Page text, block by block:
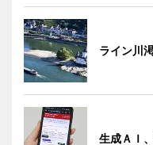
ライン川
生成ＡＩ